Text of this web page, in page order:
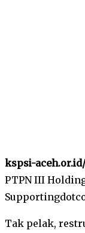
kspsi-aceh.or.id/
PTPN III
Tak pelak,